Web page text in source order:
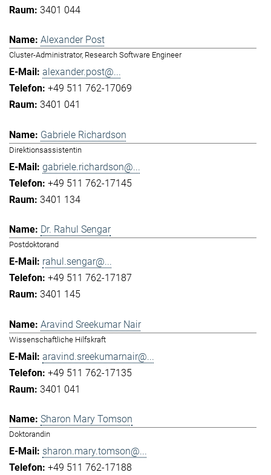
3401 044
Alexander Post
Cluster-Administrator, Research Software Engineer
alexander.post@...
+49 511 762-17069
3401 041
Gabriele Richardson
Direktionsassistentin
gabriele.richardson@...
+49 511 762-17145
3401 134
Dr. Rahul Sengar
Postdoktorand
rahul.sengar@...
+49 511 762-17187
3401 145
Aravind Sreekumar Nair
Wissenschaftliche Hilfskraft
aravind.sreekumarnair@...
+49 511 762-17135
3401 041
Sharon Mary Tomson
Doktorandin
sharon.mary.tomson@...
+49 511 762-17188